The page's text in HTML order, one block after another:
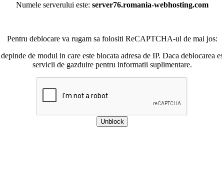
Numele serverului este: server76.romania-webhosting.com
Pentru deblocare va rugam sa folositi ReCAPTCHA-ul de mai jos:
de modul in care este blocata adresa de IP. Daca
servicii de gazduire pentru informatii suplimentare.